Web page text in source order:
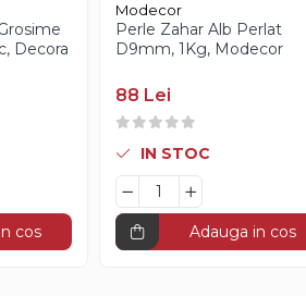
Decora
cos
Modecor
Perle Zahar Alb Perlat
D9mm, 1Kg, Modecor
88 Lei
IN STOC
Adauga in cos